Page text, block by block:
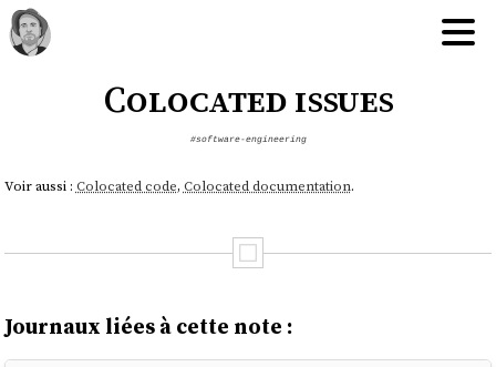
Colocated issues
#software-engineering
Voir aussi : Colocated code, Colocated documentation.
Journaux liées à cette note :